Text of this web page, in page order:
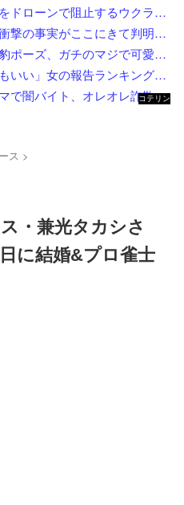
【動画】ロシア軍の燃料輸送をドローンで阻止するウクライナ。
【緊急】俺たちの水原一平、衝撃の事実がここにきて判明！！一発逆転へ！！←これw w w w w w w w w
【画像】ザキトワちゃんの女豹ポーズ、ガチのマジで可愛くてワイらに刺さりまくってしまうw w w w w w w w w w
【画像】男が「ガチでどうでもいい」女の報告ランキング、圧倒的第１位と言えば『コレ』w w w w w w w w w w
【衝撃】反社さん「ウチのシマで闇バイト、オレオレ詐欺、強盗する奴らぶっ○す」←これw w w w w w w
コテリン
ス >
・兼光タカシさ
に結婚&プロ雀士